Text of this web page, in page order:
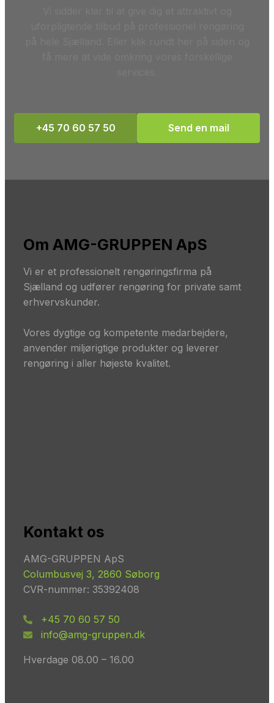
+45 70 60 57 50 Send en mail
Om AMG-GRUPPEN ApS
Vi er et professionelt rengøringsfirma på
Sjælland og udfører rengøring for private samt
erhvervskunder.
​Vores dygtige og kompetente medarbejdere,
anvender miljørigtige produkter og leverer
rengøring i aller højeste kvalitet.
Kontakt os
AMG-GRUPPEN ApS
Columbusvej 3, 2860 Søborg
CVR-nummer: 35392408
+45 70 60 57 50
info@amg-gruppen.dk
Hverdage 08.00 – 16.00